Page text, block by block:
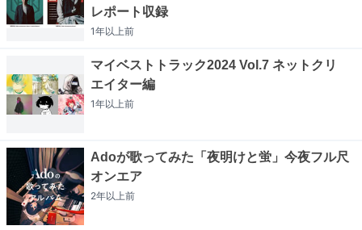
レポート収録
1年以上前
マイベストトラック2024 Vol.7 ネットクリ
エイター編
1年以上前
Adoが歌ってみた「夜明けと蛍」今夜フル尺
オンエア
2年以上前